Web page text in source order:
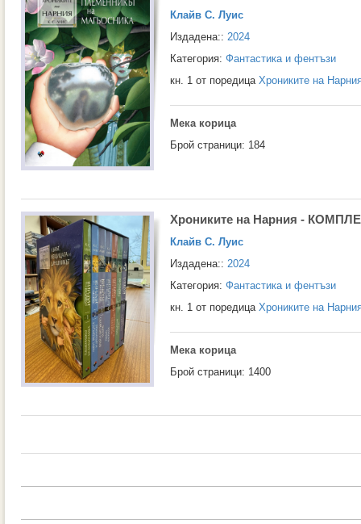
Клайв С. Луис
Издадена:: 2024
Категория: Фантастика и фентъзи
кн. 1 от поредица Хрониките на
Мека корица
Брой страници: 184
Хрониките на Нарния -
Клайв С. Луис
Издадена:: 2024
Категория: Фантастика и фентъзи
кн. 1 от поредица Хрониките на
Мека корица
Брой страници: 1400